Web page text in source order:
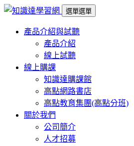
選單選單
產品介紹與試聽
產品介紹
線上試聽
線上購課
知識達購課館
高點網路書店
高點教育集團(高點分班)
關於我們
公司簡介
人才招募